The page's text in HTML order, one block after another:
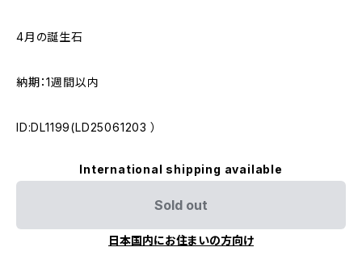
4月の誕生石
納期：1週間以内
ID:DL1199(LD25061203 ）
International shipping available
Sold out
日本国内にお住まいの方向け